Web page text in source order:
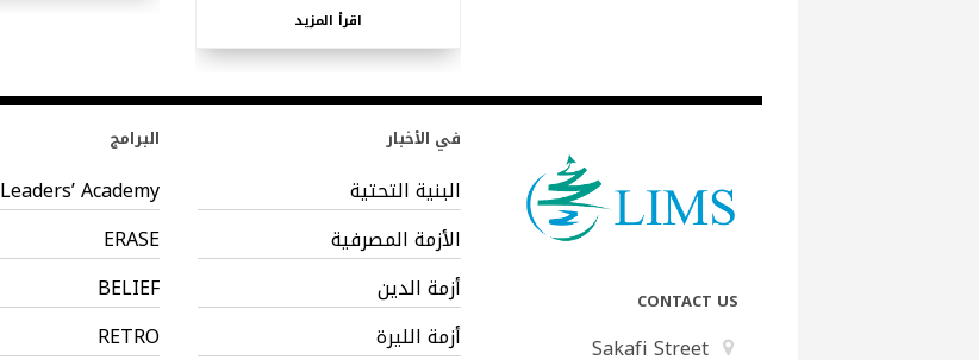
اقرأ المزيد
CONTACT US
Sakafi Street
في الأخبار
البنية التحتية
الأزمة المصرفية
أزمة الدين
أزمة الليرة
البرامج
Leaders’ Academy
ERASE
BELIEF
RETRO